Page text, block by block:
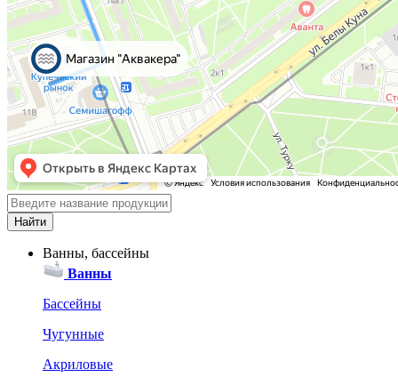
Ванны, бассейны
Ванны
Бассейны
Чугунные
Акриловые